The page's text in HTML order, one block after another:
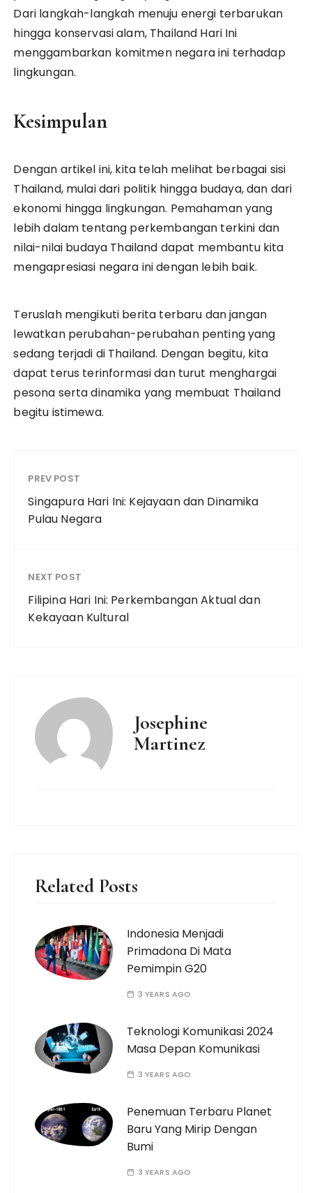
Dari langkah-langkah menuju energi terbarukan
hingga konservasi alam, Thailand Hari Ini
menggambarkan komitmen negara ini terhadap
lingkungan.
Kesimpulan
Dengan artikel ini, kita telah melihat berbagai sisi
Thailand, mulai dari politik hingga budaya, dan dari
ekonomi hingga lingkungan. Pemahaman yang
lebih dalam tentang perkembangan terkini dan
nilai-nilai budaya Thailand dapat membantu kita
mengapresiasi negara ini dengan lebih baik.
Teruslah mengikuti berita terbaru dan jangan
lewatkan perubahan-perubahan penting yang
sedang terjadi di Thailand. Dengan begitu, kita
dapat terus terinformasi dan turut menghargai
pesona serta dinamika yang membuat Thailand
begitu istimewa.
PREV POST
Singapura Hari Ini: Kejayaan dan Dinamika
Pulau Negara
NEXT POST
Filipina Hari Ini: Perkembangan Aktual dan
Kekayaan Kultural
Josephine
Martinez
Related Posts
Indonesia Menjadi
Primadona Di Mata
Pemimpin G20
3 YEARS AGO
Teknologi Komunikasi 2024
Masa Depan Komunikasi
3 YEARS AGO
Penemuan Terbaru Planet
Baru Yang Mirip Dengan
Bumi
3 YEARS AGO